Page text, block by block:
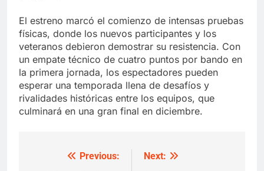
El estreno marcó el comienzo de intensas pruebas
físicas, donde los nuevos participantes y los
veteranos debieron demostrar su resistencia. Con
un empate técnico de cuatro puntos por bando en
la primera jornada, los espectadores pueden
esperar una temporada llena de desafíos y
rivalidades históricas entre los equipos, que
culminará en una gran final en diciembre.
Previous:
Next: